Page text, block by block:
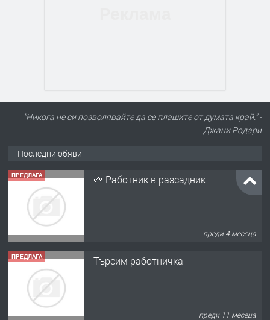
"Никога не си позволявайте да се плашите от думата край." -
Джани Родари
Последни обяви
ПРЕДЛАГА 🌱 Работник в разсадник
преди 4 месеца
ПРЕДЛАГА Търсим работничка
преди 11 месеца